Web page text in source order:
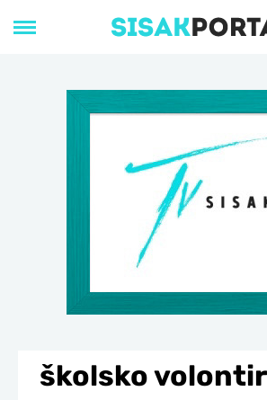
školsko